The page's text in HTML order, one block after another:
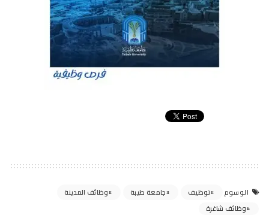
الوسوم توظيف جامعة طيبة
وظائف المدينة
وظائف شاغرة